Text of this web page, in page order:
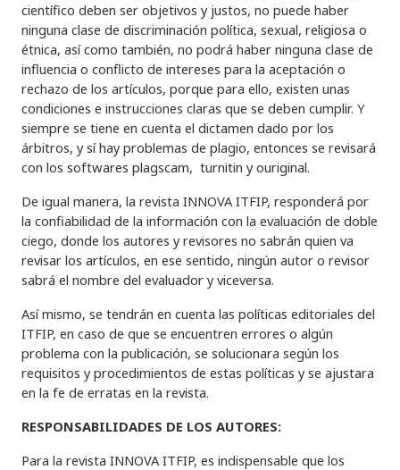
científico deben ser objetivos y justos, no puede haber
ninguna clase de discriminación política, sexual, religiosa o
étnica, así como también, no podrá haber ninguna clase de
influencia o conflicto de intereses para la aceptación o
rechazo de los artículos, porque para ello, existen unas
condiciones e instrucciones claras que se deben cumplir. Y
siempre se tiene en cuenta el dictamen dado por los
árbitros, y sí hay problemas de plagio, entonces se revisará
con los softwares plagscam, turnitin y ouriginal.
De igual manera, la revista INNOVA ITFIP, responderá por
la confiabilidad de la información con la evaluación de doble
ciego, donde los autores y revisores no sabrán quien va
revisar los artículos, en ese sentido, ningún autor o revisor
sabrá el nombre del evaluador y viceversa.
Así mismo, se tendrán en cuenta las políticas editoriales del
ITFIP, en caso de que se encuentren errores o algún
problema con la publicación, se solucionara según los
requisitos y procedimientos de estas políticas y se ajustara
en la fe de erratas en la revista.
RESPONSABILIDADES DE LOS AUTORES:
Para la revista INNOVA ITFIP, es indispensable que los